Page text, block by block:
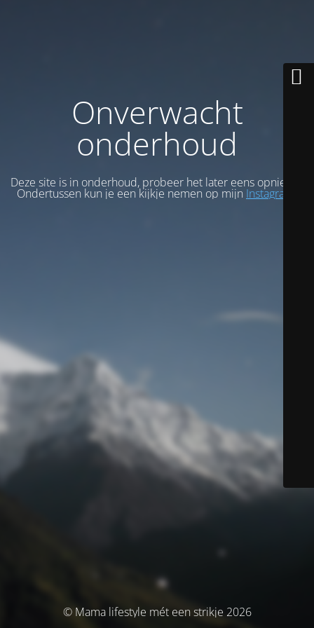
Onverwacht
onderhoud
Deze site is in onderhoud, probeer het later eens opnieuw.
Ondertussen kun je een kijkje nemen op mijn Instagram
© Mama lifestyle mét een strikje 2026